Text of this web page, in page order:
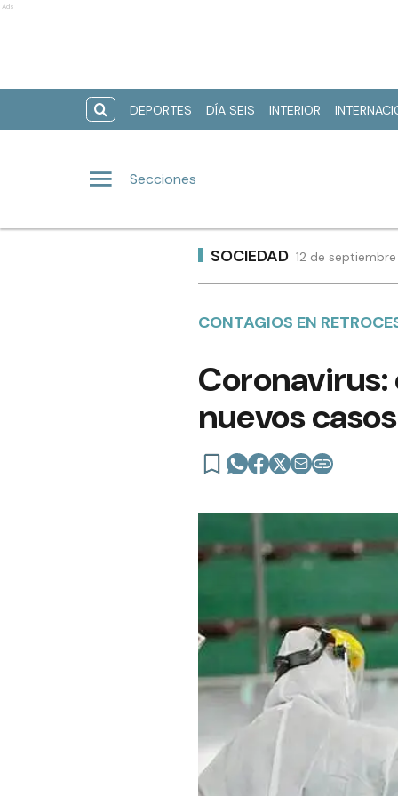
Ads
DEPORTES DÍA SEIS INTERIOR
Secciones
SOCIEDAD 12 de
CONTAGIOS EN
Coronavirus:
nuevos